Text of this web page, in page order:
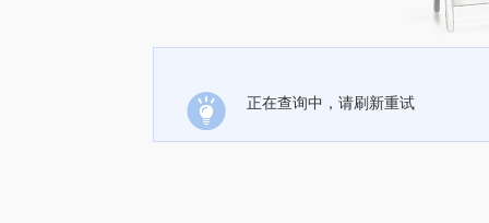
正在查询中，请刷新重试